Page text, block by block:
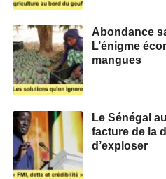
Abondance
L’énigme
mangues
Le Sénégal
facture de la
d’exploser